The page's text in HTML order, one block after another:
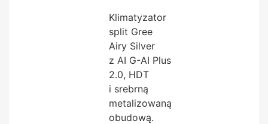
Klimatyzator
split Gree
Airy Silver
z AI G-AI Plus
2.0, HDT
i srebrną
metalizowaną
obudową.